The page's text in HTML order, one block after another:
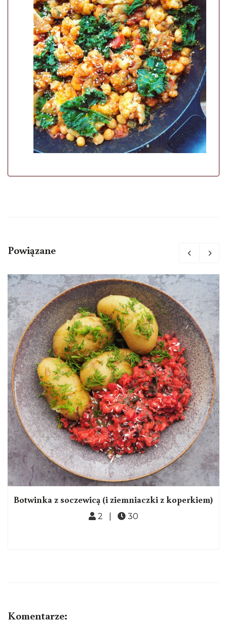
Powiązane
Botwinka z soczewicą (i ziemniaczki z koperkiem)
2 | 30
Komentarze: